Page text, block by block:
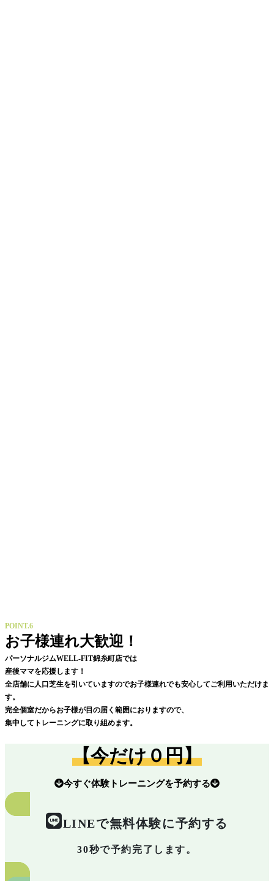
POINT.6
お子様連れ大歓迎！
パーソナルジムWELL-FIT錦糸町店では
産後ママを応援します！
全店舗に人口芝生を引いていますのでお子様連れでも安心してご利用いただけま
す。
完全個室だからお子様が目の届く範囲におりますので、
集中してトレーニングに取り組めます。
【今だけ０円】
今すぐ体験トレーニングを予約する
LINEで無料体験に予約する
30秒で予約完了します。